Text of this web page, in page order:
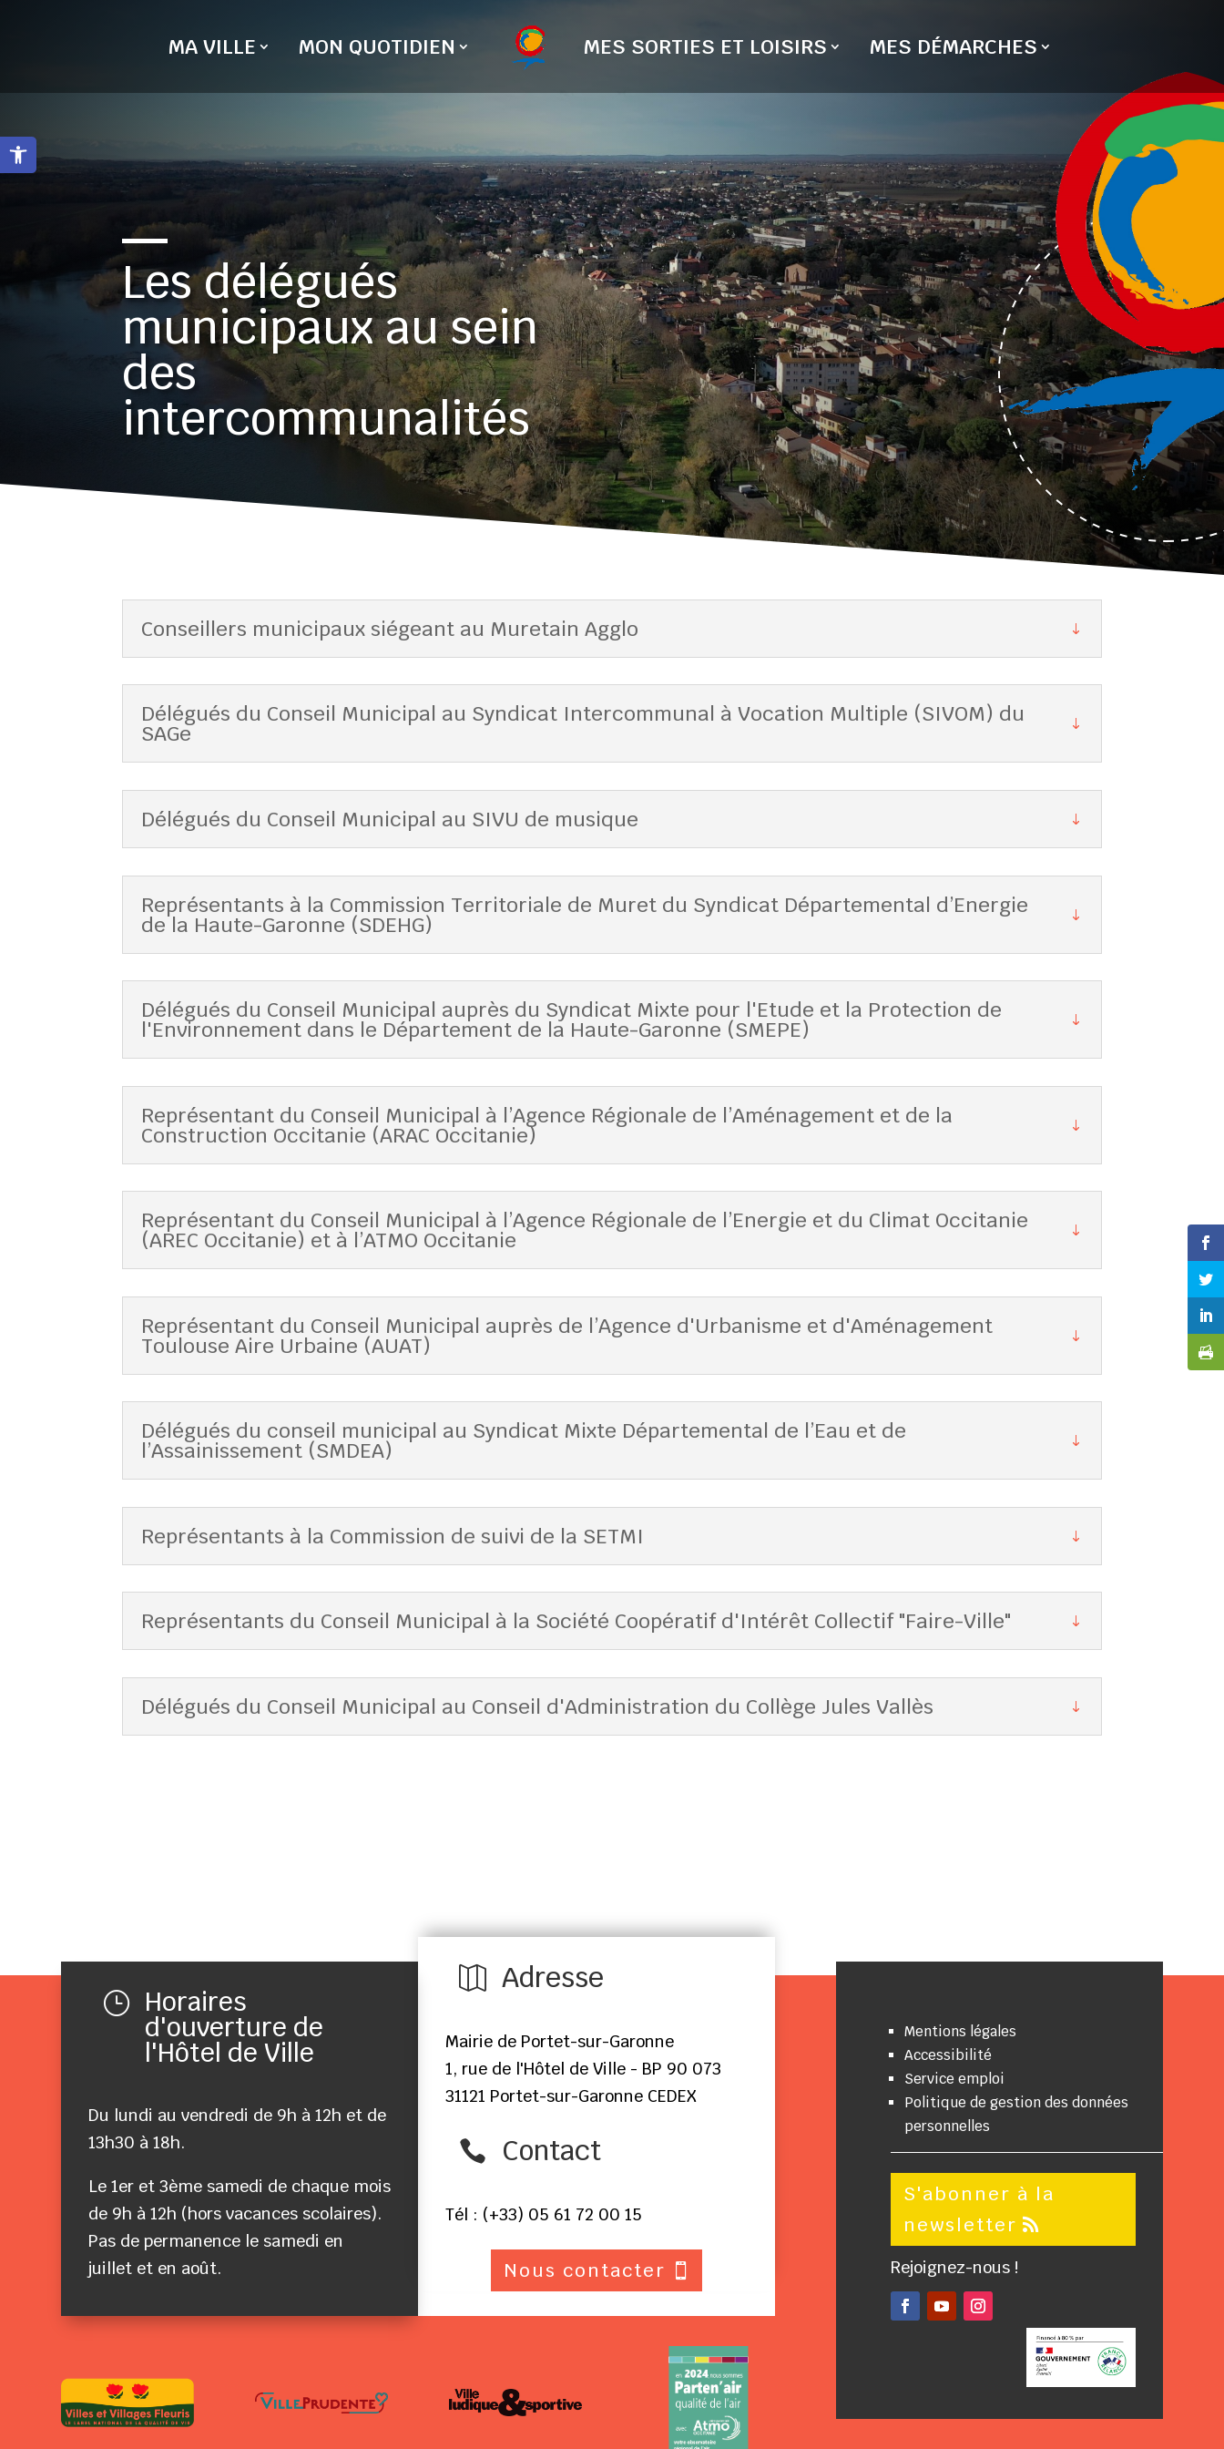
Ouvrir la barre d’outils
MA VILLE MON QUOTIDIEN MES SORTIES ET LOISIRS MES DÉMARCHES
Les délégués
municipaux au sein
des
intercommunalités
Conseillers municipaux siégeant au Muretain Agglo
Délégués du Conseil Municipal au Syndicat Intercommunal à Vocation Multiple (SIVOM) du
SAGe
Délégués du Conseil Municipal au SIVU de musique
Représentants à la Commission Territoriale de Muret du Syndicat Départemental d’Energie
de la Haute-Garonne (SDEHG)
Délégués du Conseil Municipal auprès du Syndicat Mixte pour l'Etude et la Protection de
l'Environnement dans le Département de la Haute-Garonne (SMEPE)
Représentant du Conseil Municipal à l’Agence Régionale de l’Aménagement et de la
Construction Occitanie (ARAC Occitanie)
Représentant du Conseil Municipal à l’Agence Régionale de l’Energie et du Climat Occitanie
(AREC Occitanie) et à l’ATMO Occitanie
Représentant du Conseil Municipal auprès de l’Agence d'Urbanisme et d'Aménagement
Toulouse Aire Urbaine (AUAT)
Délégués du conseil municipal au Syndicat Mixte Départemental de l’Eau et de
l’Assainissement (SMDEA)
Représentants à la Commission de suivi de la SETMI
Représentants du Conseil Municipal à la Société Coopératif d'Intérêt Collectif "Faire-Ville"
Délégués du Conseil Municipal au Conseil d'Administration du Collège Jules Vallès
} Horaires
d'ouverture de
l'Hôtel de Ville
Du lundi au vendredi de 9h à 12h et de
13h30 à 18h.
Le 1er et 3ème samedi de chaque mois
de 9h à 12h (hors vacances scolaires).
Pas de permanence le samedi en
juillet et en août.
 Adresse
Mairie de Portet-sur-Garonne
1, rue de l'Hôtel de Ville - BP 90 073
31121 Portet-sur-Garonne CEDEX
 Contact
Tél : (+33) 05 61 72 00 15
Nous contacter
Mentions légales
Accessibilité
Service emploi
Politique de gestion des données
personnelles
S'abonner à la
newsletter
Rejoignez-nous !
Instagram